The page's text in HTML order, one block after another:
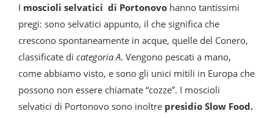
I moscioli selvatici di Portonovo hanno tantissimi
pregi: sono selvatici appunto, il che significa che
crescono spontaneamente in acque, quelle del Conero,
classificate di categoria A. Vengono pescati a mano,
come abbiamo visto, e sono gli unici mitili in Europa che
possono non essere chiamate “cozze”. I moscioli
selvatici di Portonovo sono inoltre presidio Slow Food.